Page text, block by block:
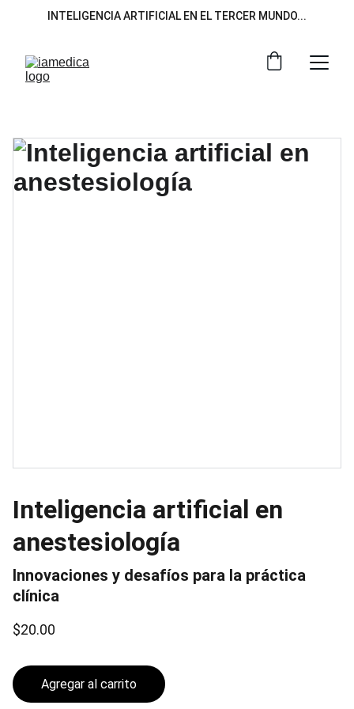
INTELIGENCIA ARTIFICIAL EN EL TERCER MUNDO...
Inteligencia artificial en
anestesiología
Innovaciones y desafíos para la práctica
clínica
$20.00
Agregar al carrito